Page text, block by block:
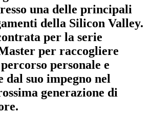
una delle principali
della Silicon Valley.
per la serie
per raccogliere
personale e
dal suo impegno nel
generazione di